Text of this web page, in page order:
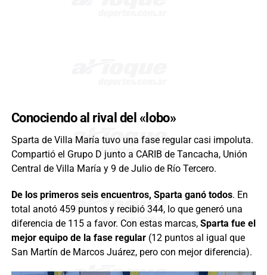
Conociendo al rival del «lobo»
Sparta de Villa María tuvo una fase regular casi impoluta.
Compartió el Grupo D junto a CARIB de Tancacha, Unión
Central de Villa María y 9 de Julio de Río Tercero.
De los primeros seis encuentros, Sparta ganó todos. En
total anotó 459 puntos y recibió 344, lo que generó una
diferencia de 115 a favor. Con estas marcas, Sparta fue el
mejor equipo de la fase regular(12 puntos al igual que
San Martín de Marcos Juárez, pero con mejor diferencia).